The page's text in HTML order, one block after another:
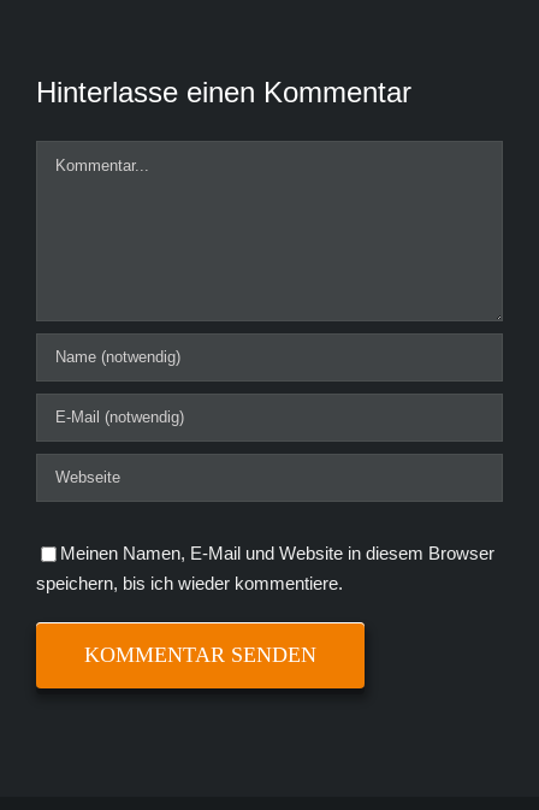
Hinterlasse einen Kommentar
Kommentar
Meinen Namen, E-Mail und Website in diesem Browser
speichern, bis ich wieder kommentiere.